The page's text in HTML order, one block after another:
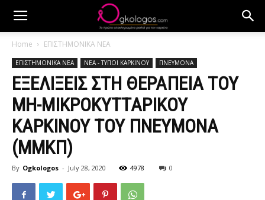
Home ΕΠΙΣΤΗΜΟΝΙΚΑ ΝΕΑ
ΕΠΙΣΤΗΜΟΝΙΚΑ ΝΕΑ ΝΕΑ - ΤΥΠΟΙ ΚΑΡΚΙΝΟΥ ΠΝΕΥΜΟΝΑ
ΕΞΕΛΙΞΕΙΣ ΣΤΗ ΘΕΡΑΠΕΙΑ ΤΟΥ
ΜΗ-ΜΙΚΡΟΚΥΤΤΑΡΙΚΟΥ
ΚΑΡΚΙΝΟΥ ΤΟΥ ΠΝΕΥΜΟΝΑ
(ΜΜΚΠ)
By Ogkologos - July 28, 2020 4978 0